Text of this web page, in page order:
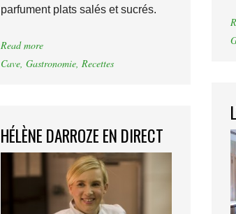
parfument plats salés et sucrés.
Read more
Cave, Gastronomie, Recettes
HÉLÈNE DARROZE EN DIRECT